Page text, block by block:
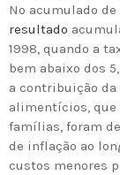
No acumulado de
resultado
1998, quando a
bem abaixo dos
a contribuição
alimentícios, que
famílias, foram
de inflação ao
custos menores